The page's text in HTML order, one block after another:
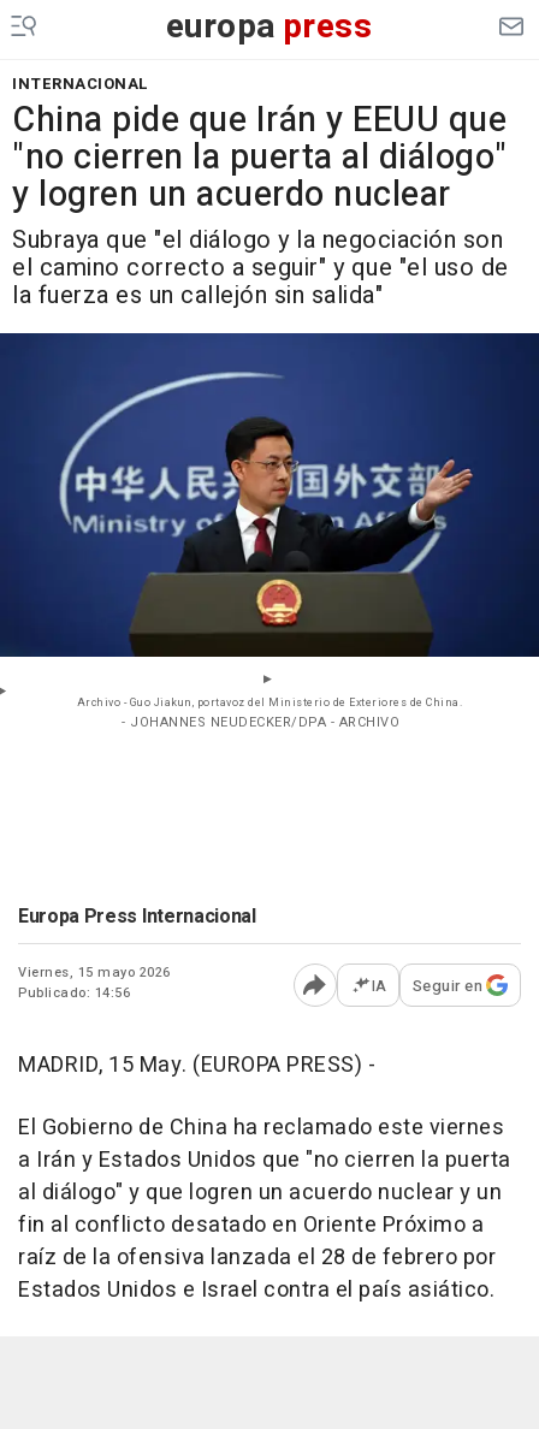
europa press
INTERNACIONAL
China pide que Irán y EEUU que
"no cierren la puerta al diálogo"
y logren un acuerdo nuclear
Subraya que "el diálogo y la negociación son
el camino correcto a seguir" y que "el uso de
la fuerza es un callejón sin salida"
Archivo - Guo Jiakun, portavoz del Ministerio de Exteriores de China.
- JOHANNES NEUDECKER/DPA - ARCHIVO
Europa Press Internacional
Viernes, 15 mayo 2026
Publicado: 14:56
Abrir opciones para
IA Seguir en
MADRID, 15 May. (EUROPA PRESS) -
El Gobierno de China ha reclamado este viernes
a Irán y Estados Unidos que "no cierren la puerta
al diálogo" y que logren un acuerdo nuclear y un
fin al conflicto desatado en Oriente Próximo a
raíz de la ofensiva lanzada el 28 de febrero por
Estados Unidos e Israel contra el país asiático.